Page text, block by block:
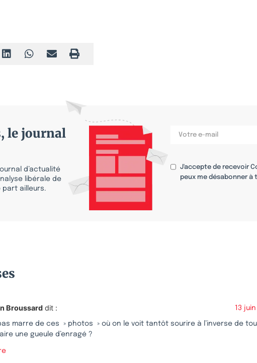
le journal
d’actualité
libérale de
part ailleurs.
J'accepte de recevoir
peux me désabonner
Broussard dit : 13
pas marre de ces » photos » où on le voit tantôt sourire à l’inverse de
une gueule d’enragé ?